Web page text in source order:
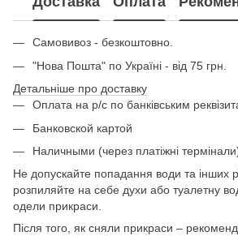
Самовивоз - безкоштовно.
"Нова Пошта" по Україні - від 75 грн.
Детальніше про доставку
Оплата на р/с по банківським
Банковской картой
Наличными (через платіжні
Не допускайте попадання води та інших
розпиляйте на себе духи або туалетну
одели прикраси.
Після того, як сняли прикраси –